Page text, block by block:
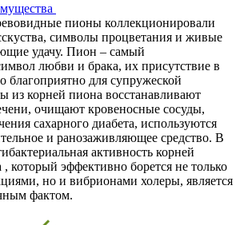
пионы коллекционировали
символы процветания и живые
удачу. Пион – самый
любви и брака, их присутствие в
благоприятно для супружеской
из корней пиона восстанавливают
очищают кровеносные сосуды,
сахарного диабета, используются
и ранозаживляющее средство. В
активность корней
который эффективно борется не только
но и вибрионами холеры, является
фактом.